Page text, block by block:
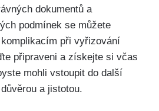
dokumentů a
podmínek se můžete
při vyřizování
připraveni a získejte si včas
mohli vstoupit do další
a jistotou.